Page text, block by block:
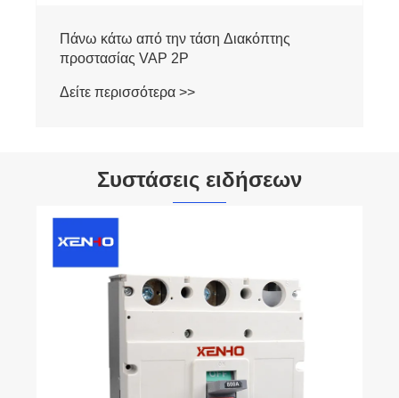
Πάνω κάτω από την τάση Διακόπτης
προστασίας VAP 4P
Δείτε περισσότερα >>
Συστάσεις ειδήσεων
βραχυκυκλώματος και προστασίας
υπερφόρτωσης;
Δείτε περισσότερα >>